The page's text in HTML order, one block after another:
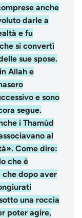
anche
darle a
e fu
si convertì
sue spose.
Allah e
e sono
segue.
i Thamùd
al
Come dire:
che è
dopo aver
una roccia
poter agire,